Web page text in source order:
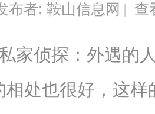
布者: 鞍山信息网 | 查
家侦探：外遇的
相处也很好，这